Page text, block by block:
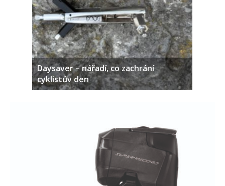
Daysaver – nářadí, co zachrání
cyklistův den